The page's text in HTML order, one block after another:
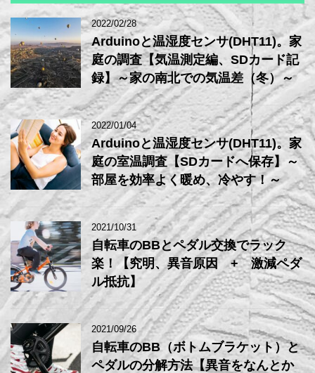
2022/02/28
Arduinoと温湿度センサ(DHT11)。家
庭の調査【気温測定編、SDカード記
録】～家の南北での気温差（冬）～
2022/01/04
Arduinoと温湿度センサ(DHT11)。家
庭の室温調査【SDカードへ保存】～
部屋を効率よく暖め、冷やす！～
2021/10/31
自転車のBBとペダル交換でラック
楽！【究明、異音原因 + 激減ペダ
ル抵抗】
2021/09/26
自転車のBB（ボトムブラケット）と
ペダルの分解方法【異音をなんとか